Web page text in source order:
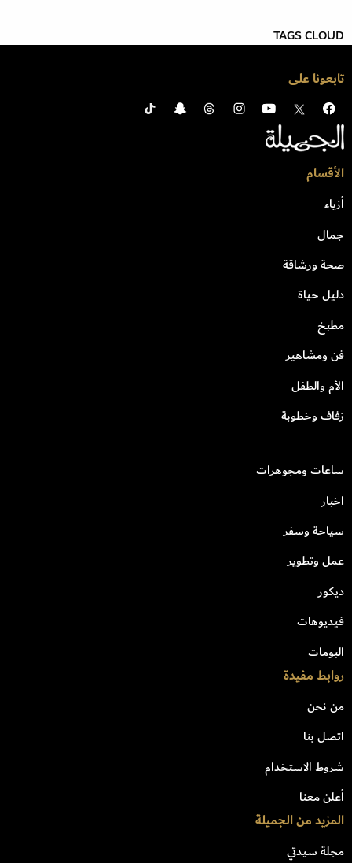
TAGS CLOUD
تابعونا على
الأقسام
أزياء
جمال
صحة ورشاقة
دليل حياة
مطبخ
فن ومشاهير
الأم والطفل
زفاف وخطوبة
ساعات ومجوهرات
اخبار
سياحة وسفر
عمل وتطوير
ديكور
فيديوهات
البومات
روابط مفيدة
من نحن
اتصل بنا
شروط الاستخدام
أعلن معنا
المزيد من الجميلة
مجلة سيدتي